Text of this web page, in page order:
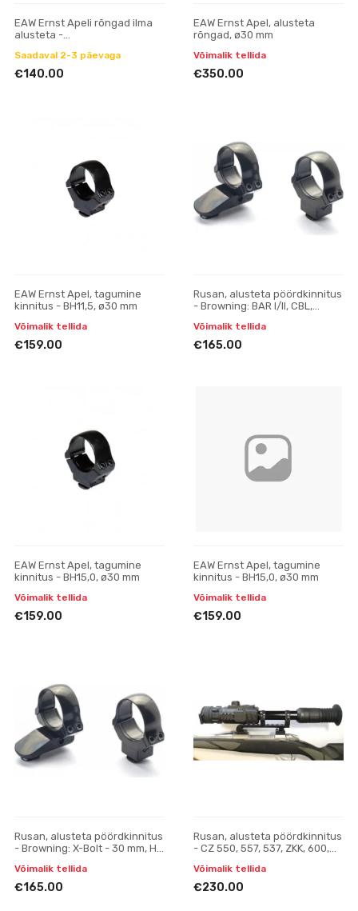
EAW Ernst Apeli rõngad ilma
alusteta -
ø30
Saadaval 2-3 päevaga
€140.00
EAW Ernst Apel, alusteta
rõngad, ø30 mm
Võimalik tellida
€350.00
EAW Ernst Apel, tagumine
kinnitus - BH11,5, ø30 mm
Võimalik tellida
€159.00
Rusan, alusteta pöördkinnitus
- Browning: BAR I/II, CBL,
Winchester SX
Võimalik tellida
€165.00
EAW Ernst Apel, tagumine
kinnitus - BH15,0, ø30 mm
Võimalik tellida
€159.00
EAW Ernst Apel, tagumine
kinnitus - BH15,0, ø30 mm
Võimalik tellida
€159.00
Rusan, alusteta pöördkinnitus
- Browning: X-Bolt - 30 mm, H
Võimalik tellida
€165.00
Rusan, alusteta pöördkinnitus
- CZ 550, 557, 537, ZKK, 600,
Yukon Photon
Võimalik tellida
€230.00